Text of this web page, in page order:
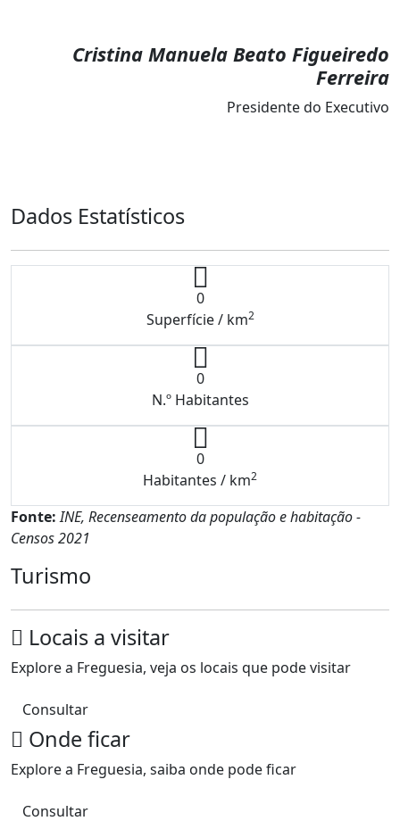
Cristina Manuela Beato Figueiredo
Ferreira
Presidente do Executivo
Dados Estatísticos
0
Superfície / km2
0
N.º Habitantes
0
Habitantes / km2
Fonte:INE, Recenseamento da população e habitação -
Censos 2021
Turismo
Locais a visitar
Explore a Freguesia, veja os locais que pode visitar
Consultar
Onde ficar
Explore a Freguesia, saiba onde pode ficar
Consultar